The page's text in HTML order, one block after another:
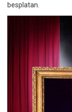
besplatan.